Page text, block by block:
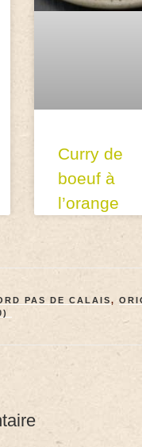
Curry de
boeuf à
l’orange
PAS DE CALAIS,